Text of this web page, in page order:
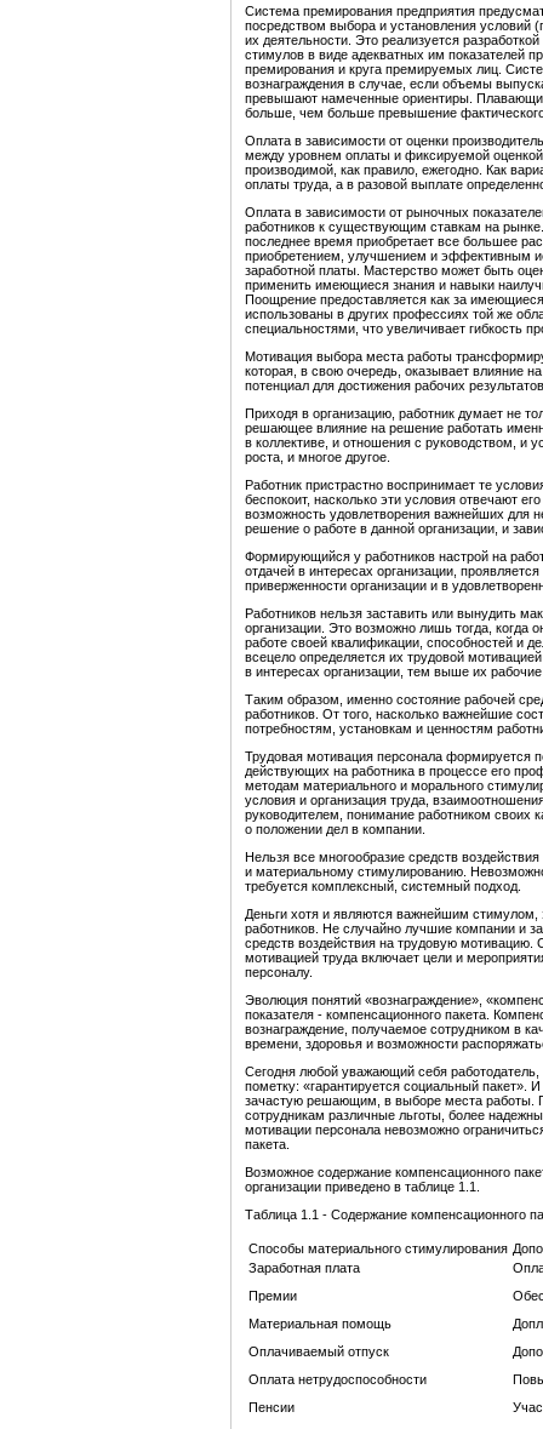
Система премирования предприятия
посредством выбора и установления условий
их деятельности. Это реализуется
стимулов в виде адекватных им показателей
премирования и круга премируемых лиц.
вознаграждения в случае, если объемы
превышают намеченные ориентиры.
больше, чем больше превышение
Оплата в зависимости от оценки
между уровнем оплаты и фиксируемой
производимой, как правило, ежегодно. Как
оплаты труда, а в разовой выплате
Оплата в зависимости от рыночных
работников к существующим ставкам на
последнее время приобретает все большее
приобретением, улучшением и эффективным
заработной платы. Мастерство может быть
применить имеющиеся знания и навыки
Поощрение предоставляется как за
использованы в других профессиях той же
специальностями, что увеличивает гибкость
Мотивация выбора места работы
которая, в свою очередь, оказывает влияние
потенциал для достижения рабочих
Приходя в организацию, работник думает не
решающее влияние на решение работать
в коллективе, и отношения с руководством, и
роста, и многое другое.
Работник пристрастно воспринимает те
беспокоит, насколько эти условия отвечают
возможность удовлетворения важнейших для
решение о работе в данной организации, и
Формирующийся у работников настрой на
отдачей в интересах организации,
приверженности организации и в
Работников нельзя заставить или вынудить
организации. Это возможно лишь тогда,
работе своей квалификации, способностей и
всецело определяется их трудовой
в интересах организации, тем выше их
Таким образом, именно состояние рабочей
работников. От того, насколько важнейшие
потребностям, установкам и ценностям
Трудовая мотивация персонала формируется
действующих на работника в процессе его
методам материального и морального
условия и организация труда,
руководителем, понимание работником своих
о положении дел в компании.
Нельзя все многообразие средств
и материальному стимулированию.
требуется комплексный, системный подход.
Деньги хотя и являются важнейшим
работников. Не случайно лучшие компании и
средств воздействия на трудовую мотивацию.
мотивацией труда включает цели и
персоналу.
Эволюция понятий «вознаграждение»,
показателя - компенсационного пакета.
вознаграждение, получаемое сотрудником в
времени, здоровья и возможности
Сегодня любой уважающий себя работодатель,
пометку: «гарантируется социальный пакет».
зачастую решающим, в выборе места работы.
сотрудникам различные льготы, более
мотивации персонала невозможно
пакета.
Возможное содержание компенсационного
организации приведено в таблице 1.1.
Таблица 1.1 - Содержание компенсационного
Способы материального стимулирования
Заработная плата
Премии
Материальная помощь
Оплачиваемый отпуск
Оплата нетрудоспособности
Пенсии